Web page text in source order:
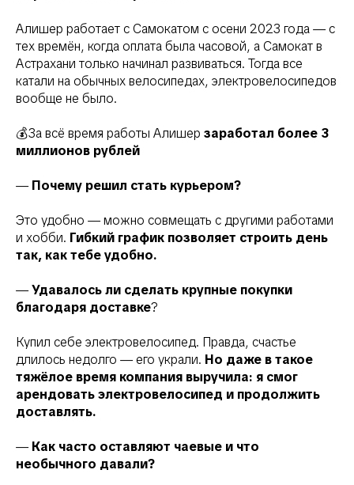
Алишер работает с Самокатом с осени 2023 года — с
тех времён, когда оплата была часовой, а Самокат в
Астрахани только начинал развиваться. Тогда все
катали на обычных велосипедах, электровелосипедов
вообще не было.
💰За всё время работы Алишер заработал более 3
миллионов рублей
— Почему решил стать курьером?
Это удобно — можно совмещать с другими работами
и хобби. Гибкий график позволяет строить день
так, как тебе удобно.
—Удавалось ли сделать крупные покупки
благодаря доставке?
Купил себе электровелосипед. Правда, счастье
длилось недолго — его украли. Но даже в такое
тяжёлое время компания выручила: я смог
арендовать электровелосипед и продолжить
доставлять.
— Как часто оставляют чаевые и что
необычного давали?